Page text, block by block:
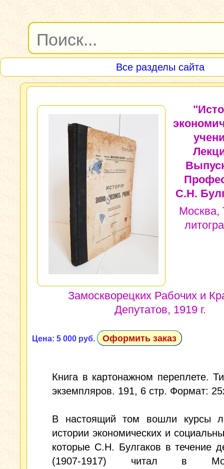
Все разделы сайта
С.Н.
Москва,
Замоскворецких Рабочих и
Депутатов, 1919 г.
Цена: 5 000 руб. Оформить заказ
Книга в картонажном переплете.
экземпляров. 191, 6 стр. Формат:
В настоящий том вошли курсы
истории экономических и
которые С.Н. Булгаков в течение
(1907-1917) читал в